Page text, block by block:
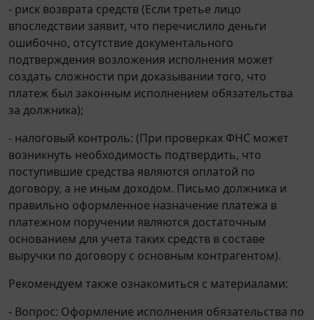
- риск возврата средств (Если третье лицо
впоследствии заявит, что перечислило деньги
ошибочно, отсутствие документального
подтверждения возложения исполнения может
создать сложности при доказывании того, что
платеж был законным исполнением обязательства
за должника);
- налоговый контроль: (При проверках ФНС может
возникнуть необходимость подтвердить, что
поступившие средства являются оплатой по
договору, а не иным доходом. Письмо должника и
правильно оформленное назначение платежа в
платежном поручении являются достаточным
основанием для учета таких средств в составе
выручки по договору с основным контрагентом).
Рекомендуем также ознакомиться с материалами:
- Вопрос: Оформление исполнения обязательства по